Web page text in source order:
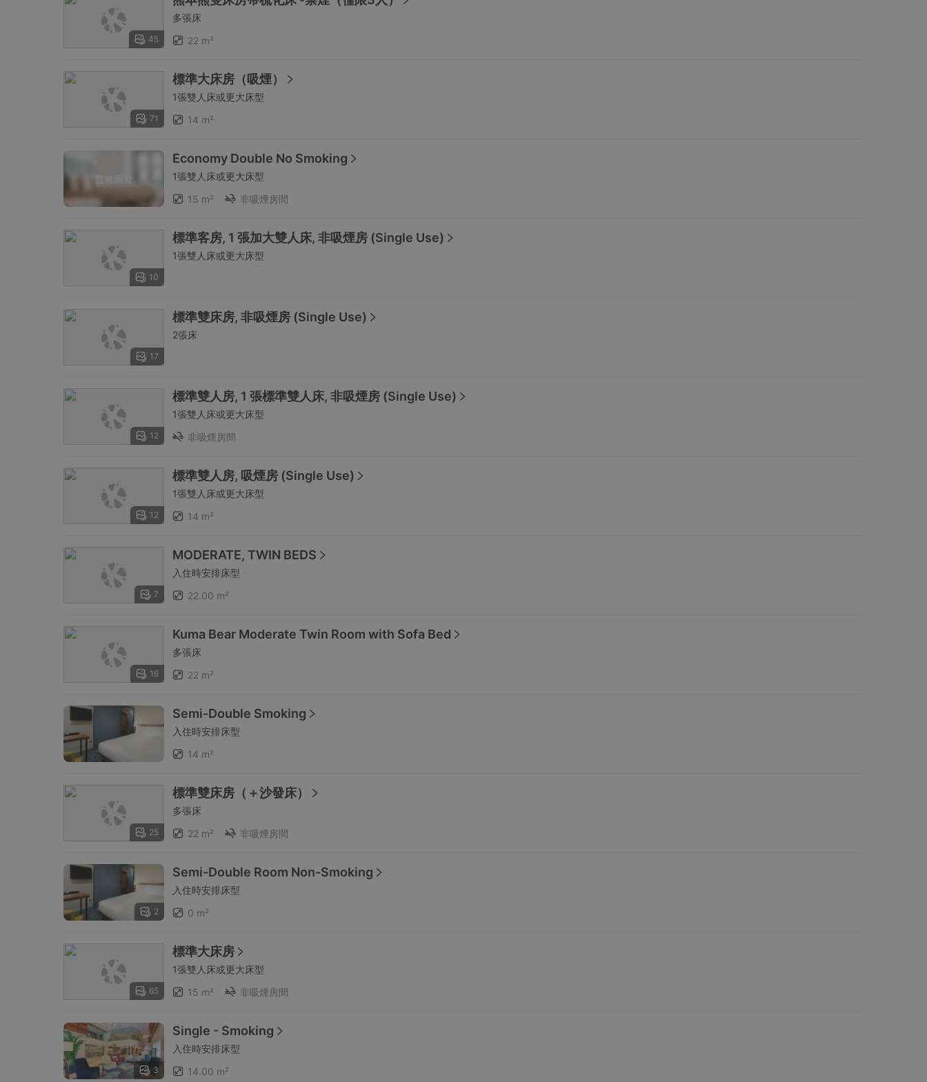
45
多張床
22 m²
71
標準大床房（吸煙）
1張雙人床或更大床型
14 m²
暫無圖片
Economy Double No Smoking
1張雙人床或更大床型
15 m²
非吸煙房間
10
標準客房, 1 張加大雙人床, 非吸煙房 (Single Use)
1張雙人床或更大床型
17
標準雙床房, 非吸煙房 (Single Use)
2張床
12
標準雙人房, 1 張標準雙人床, 非吸煙房 (Single Use)
1張雙人床或更大床型
非吸煙房間
12
標準雙人房, 吸煙房 (Single Use)
1張雙人床或更大床型
14 m²
7
MODERATE, TWIN BEDS
入住時安排床型
22.00 m²
16
Kuma Bear Moderate Twin Room with Sofa Bed
多張床
22 m²
Semi-Double Smoking
入住時安排床型
14 m²
25
標準雙床房（＋沙發床）
多張床
22 m²
非吸煙房間
2
Semi-Double Room Non-Smoking
入住時安排床型
0 m²
65
標準大床房
1張雙人床或更大床型
15 m²
非吸煙房間
3
Single - Smoking
入住時安排床型
14.00 m²